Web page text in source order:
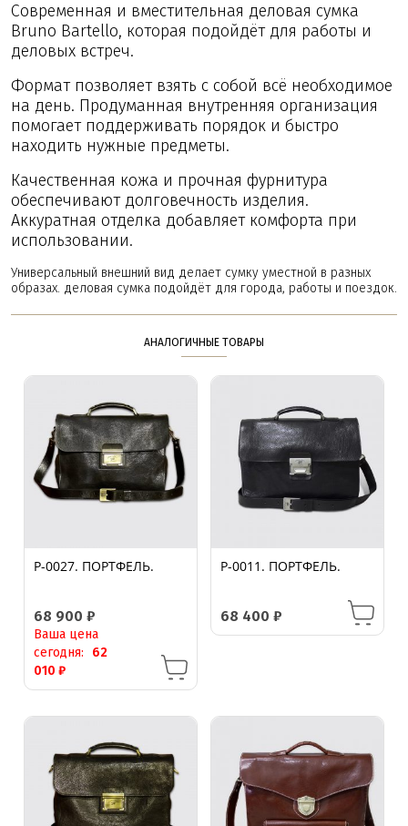
Современная и вместительная деловая сумка
Bruno Bartello, которая подойдёт для работы и
деловых встреч.
Формат позволяет взять с собой всё необходимое
на день. Продуманная внутренняя организация
помогает поддерживать порядок и быстро
находить нужные предметы.
Качественная кожа и прочная фурнитура
обеспечивают долговечность изделия.
Аккуратная отделка добавляет комфорта при
использовании.
Универсальный внешний вид делает сумку уместной в разных
образах. деловая сумка подойдёт для города, работы и поездок.
АНАЛОГИЧНЫЕ ТОВАРЫ
P-0027. ПОРТФЕЛЬ.
68 900₽
Ваша цена
сегодня:
62
010₽
P-0011. ПОРТФЕЛЬ.
68 400 ₽